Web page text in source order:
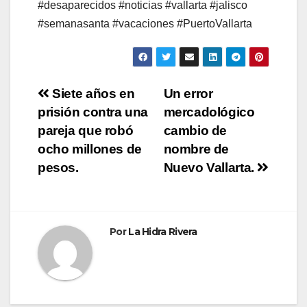
#desaparecidos #noticias #vallarta #jalisco
#semanasanta #vacaciones #PuertoVallarta
Navegación
de
entradas
Un error
mercadológico
cambio de
nombre de
Nuevo Vallarta.
Siete años en
prisión contra una
pareja que robó
ocho millones de
pesos.
PorLa Hidra Rivera